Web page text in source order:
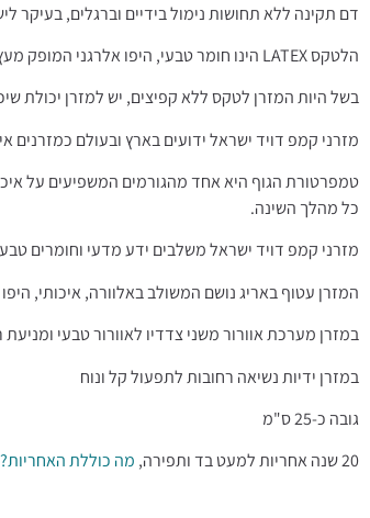
דם תקינה ללא תחושות נימול בידיים וברגלים, בעיקר
הלטקס LATEX הינו חומר טבעי, היפו אלרגני המופק מעץ מיוחד הגדל במלזיה בשם "קוייצ'וק", בשל התכונות הייחודיות של הלטקס משמש הוא בהרבה תחומים, כמו רפואה, אורתופדיה ועוד.
בשל היות המזרן לטקס ללא קפיצים, יש למזרן יכולת
מזרני קמפ דויד ישראל ידועים בארץ ובעולם כמזרנים
טמפרטורת הגוף היא אחד מהגורמים המשפיעים על
כל מהלך השינה.
מזרני קמפ דויד ישראל משלבים ידע מדעי וחומרים
המזרן עטוף באריג נושם המשולב באלוורה, איכותי,
במזרן מערכת אוורור משני צדדיו לאוורור טבעי ומניעת
במזרן ידיות נשיאה רחובות לתפעול קל ונוח
גובה כ-25 ס"מ
20 שנה אחריות למעט בד ותפירה,
מה כוללת האחריות?